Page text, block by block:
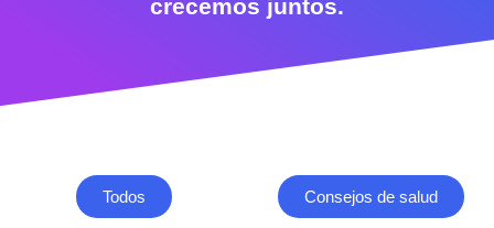
crecemos juntos.
Todos Consejos de salud